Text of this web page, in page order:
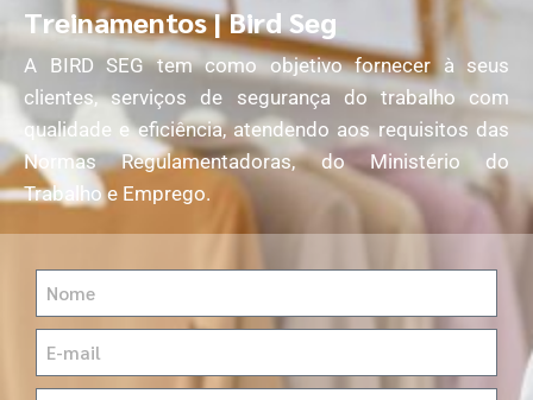
Treinamentos | Bird Seg
A BIRD SEG tem como objetivo fornecer à seus
clientes, serviços de segurança do trabalho com
qualidade e eficiência, atendendo aos requisitos das
Normas Regulamentadoras, do Ministério do
Trabalho e Emprego.